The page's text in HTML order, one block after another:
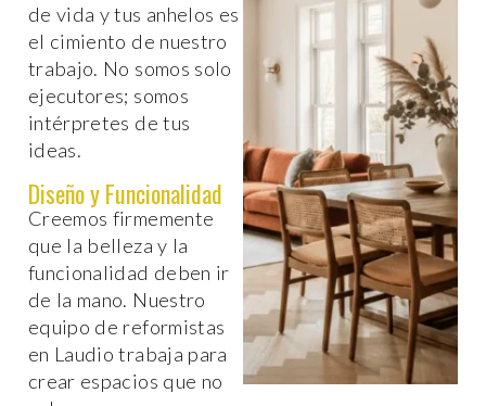
de vida y tus anhelos es
el cimiento de nuestro
trabajo. No somos solo
ejecutores; somos
intérpretes de tus
ideas.
Diseño y Funcionalidad
Creemos firmemente
que la belleza y la
funcionalidad deben ir
de la mano. Nuestro
equipo de reformistas
en Laudio trabaja para
crear espacios que no